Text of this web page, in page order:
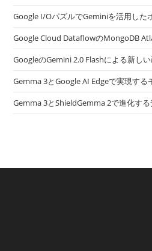
Google I/OパズルでGeminiを活用した
Google Cloud DataflowのMongoDB
GoogleのGemini 2.0 Flashによる新し
Gemma 3とGoogle AI Edgeで実現す
Gemma 3とShieldGemma 2で進化す